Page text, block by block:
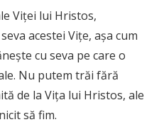
Viţei lui Hristos,
acestei Viţe, aşa cum
cu seva pe care o
Nu putem trăi fără
de la Viţa lui Hristos, ale
să fim.